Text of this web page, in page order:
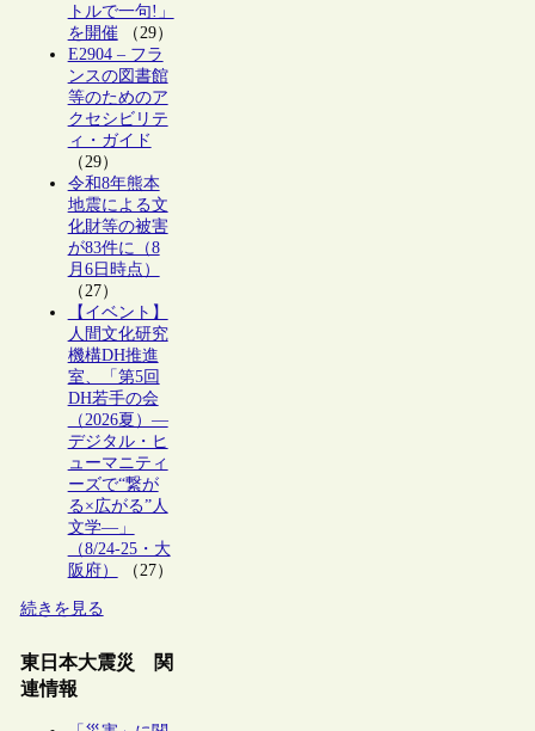
トルで一句!」
を開催（29）
E2904 – フラ
ンスの図書館
等のためのア
クセシビリテ
ィ・ガイド
（29）
令和8年熊本
地震による文
化財等の被害
が83件に（8
月6日時点）
（27）
【イベント】
人間文化研究
機構DH推進
室、「第5回
DH若手の会
（2026夏）―
デジタル・ヒ
ューマニティ
ーズで“繋が
る×広がる”人
文学―」
（8/24-25・大
阪府）
（27）
続きを見る
東日本大震災 関
連情報